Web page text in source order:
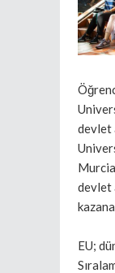
devlet
devlet
EU;